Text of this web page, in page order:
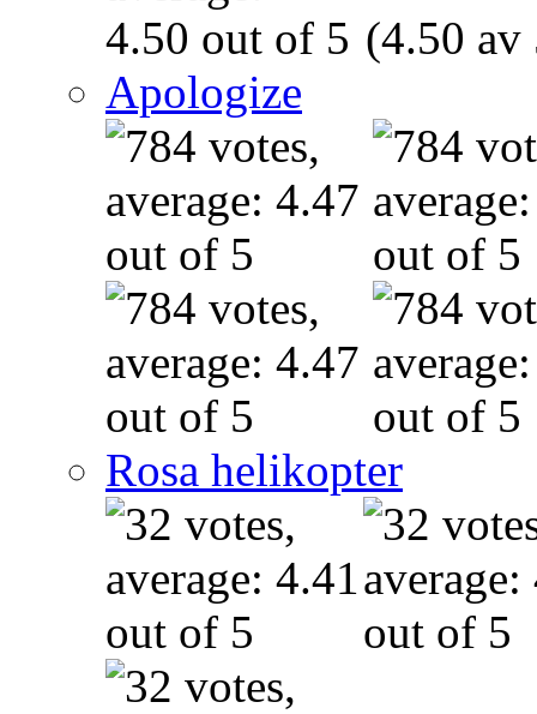
(4.50 av
Apologize
Rosa helikopter